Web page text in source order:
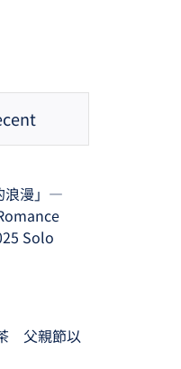
浪漫」—
Solo
父親節以